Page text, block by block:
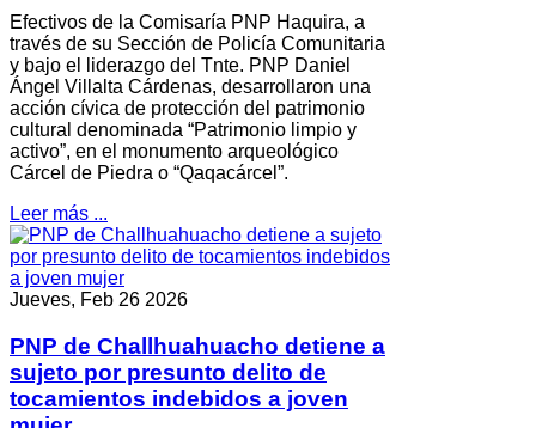
Efectivos de la Comisaría PNP Haquira, a
través de su Sección de Policía Comunitaria
y bajo el liderazgo del Tnte. PNP Daniel
Ángel Villalta Cárdenas, desarrollaron una
acción cívica de protección del patrimonio
cultural denominada “Patrimonio limpio y
activo”, en el monumento arqueológico
Cárcel de Piedra o “Qaqacárcel”.
Leer más ...
Jueves, Feb 26 2026
PNP de Challhuahuacho detiene a
sujeto por presunto delito de
tocamientos indebidos a joven